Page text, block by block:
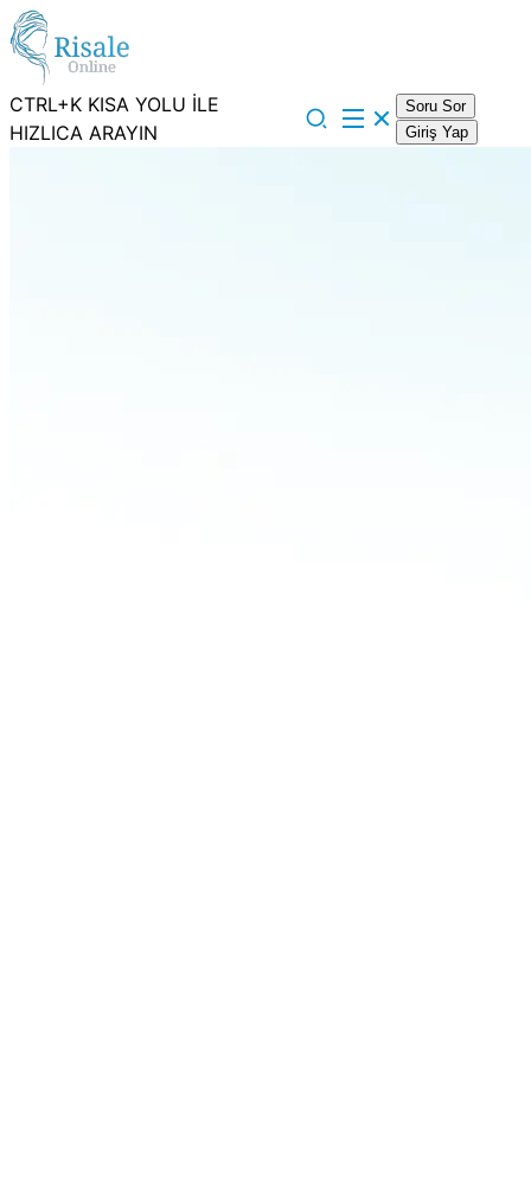
CTRL+K KISA YOLU İLE
HIZLICA ARAYIN
Soru Sor
Giriş Yap